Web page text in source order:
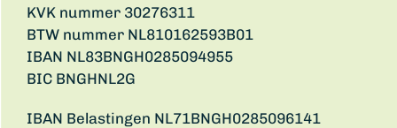
KVK nummer 30276311
BTW nummer NL810162593B01
IBAN NL83BNGH0285094955
BIC BNGHNL2G
IBAN Belastingen NL71BNGH0285096141